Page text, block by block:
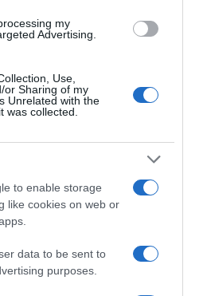
my
Advertising.
Use,
or Sharing of my
Unrelated with the
was collected.
to enable storage
like cookies on web or
data to be sent to
purposes.
– hogyan kerüld el egy új